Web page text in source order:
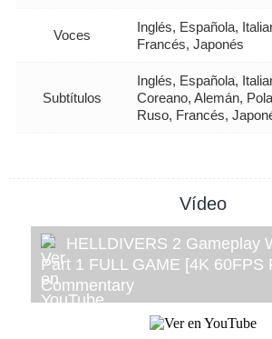
Voces
Inglés, Española,
Francés, Japonés
Subtítulos
Inglés, Española,
Coreano, Alemán,
Ruso, Francés,
Vídeo
HELLDIVERS 2 Gameplay
Part 1 FULL GAME [4K 60FPS
Commentary